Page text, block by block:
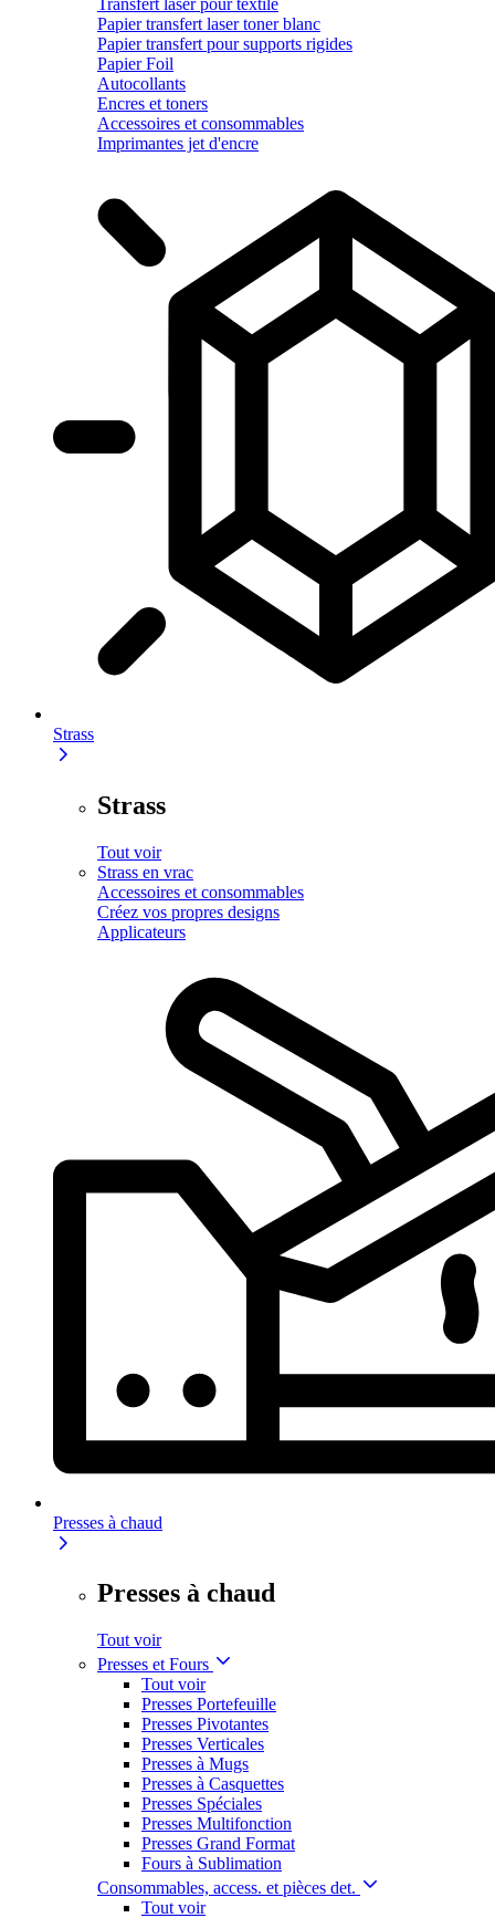
Papier transfert laser toner blanc
Papier transfert pour supports rigides
Papier Foil
Autocollants
Encres et toners
Accessoires et consommables
Imprimantes jet d'encre
Strass
Strass
Tout voir
Strass en vrac
Accessoires et consommables
Créez vos propres designs
Applicateurs
Presses à chaud
Presses à chaud
Tout voir
Presses et Fours
Tout voir
Presses Portefeuille
Presses Pivotantes
Presses Verticales
Presses à Mugs
Presses à Casquettes
Presses Spéciales
Presses Multifonction
Presses Grand Format
Fours à Sublimation
Consommables, access. et pièces det.
Tout voir